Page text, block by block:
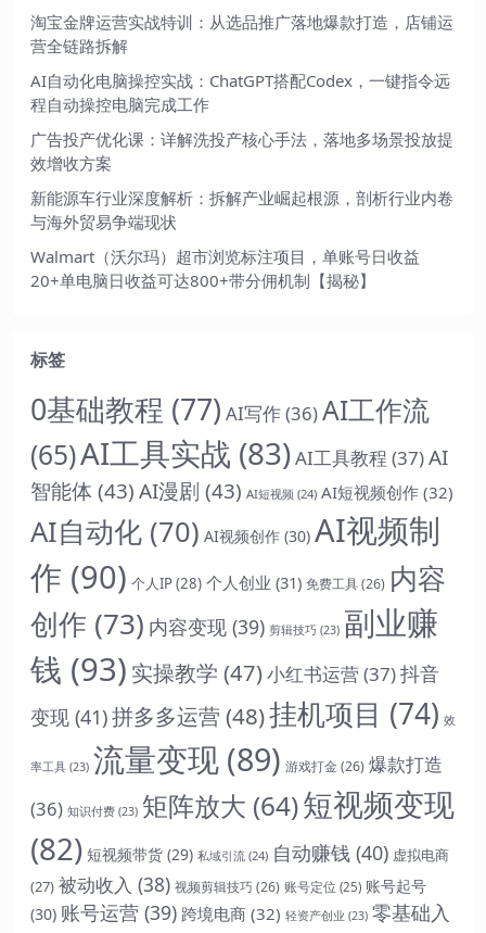
淘宝金牌运营实战特训：从选品推广落地爆款打造，店铺运
营全链路拆解
AI自动化电脑操控实战：ChatGPT搭配Codex，一键指令远
程自动操控电脑完成工作
广告投产优化课：详解洗投产核心手法，落地多场景投放提
效增收方案
新能源车行业深度解析：拆解产业崛起根源，剖析行业内卷
与海外贸易争端现状
Walmart（沃尔玛）超市浏览标注项目，单账号日收益
20+单电脑日收益可达800+带分佣机制【揭秘】
标签
0基础教程 (77) AI写作(36)AI工作流
(65)AI工具实战 (83)AI工具教程 (37)AI
智能体 (43)AI漫剧 (43) AI短视频 (24) AI短视频创作 (32)
AI自动化 (70) AI视频创作 (30) AI视频制
作 (90) 个人IP(28) 个人创业 (31) 免费工具(26) 内容
创作 (73) 内容变现 (39) 剪辑技巧 (23) 副业赚
钱 (93) 实操教学 (47)小红书运营(37)抖音
变现 (41)拼多多运营 (48)挂机项目 (74) 效
率工具 (23) 流量变现 (89) 游戏打金(26) 爆款打造
(36) 知识付费 (23) 矩阵放大 (64)短视频变现
(82) 短视频带货 (29) 私域引流 (24) 自动赚钱 (40) 虚拟电商
(27) 被动收入 (38) 视频剪辑技巧(26) 账号定位 (25) 账号起号
(30) 账号运营 (39) 跨境电商 (32) 轻资产创业 (23) 零基础入